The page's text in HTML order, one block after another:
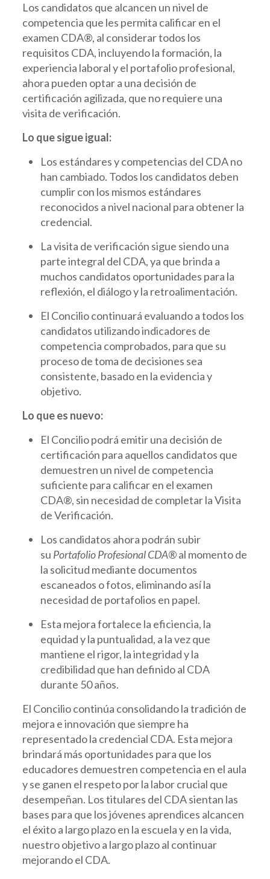
Los candidatos que alcancen un nivel de
competencia que les permita calificar en el
examen CDA®, al considerar todos los
requisitos CDA, incluyendo la formación, la
experiencia laboral y el portafolio profesional,
ahora pueden optar a una decisión de
certificación agilizada, que no requiere una
visita de verificación.
Lo que sigue igual:
Los estándares y competencias del CDA no
han cambiado. Todos los candidatos deben
cumplir con los mismos estándares
reconocidos a nivel nacional para obtener la
credencial.
La visita de verificación sigue siendo una
parte integral del CDA, ya que brinda a
muchos candidatos oportunidades para la
reflexión, el diálogo y la retroalimentación.
El Concilio continuará evaluando a todos los
candidatos utilizando indicadores de
competencia comprobados, para que su
proceso de toma de decisiones sea
consistente, basado en la evidencia y
objetivo.
Lo que es nuevo:
El Concilio podrá emitir una decisión de
certificación para aquellos candidatos que
demuestren un nivel de competencia
suficiente para calificar en el examen
CDA®, sin necesidad de completar la Visita
de Verificación.
Los candidatos ahora podrán subir
su Portafolio Profesional CDA®al momento de
la solicitud mediante documentos
escaneados o fotos, eliminando así la
necesidad de portafolios en papel.
Esta mejora fortalece la eficiencia, la
equidad y la puntualidad, a la vez que
mantiene el rigor, la integridad y la
credibilidad que han definido al CDA
durante 50 años.
El Concilio continúa consolidando la tradición de
mejora e innovación que siempre ha
representado la credencial CDA. Esta mejora
brindará más oportunidades para que los
educadores demuestren competencia en el aula
y se ganen el respeto por la labor crucial que
desempeñan. Los titulares del CDA sientan las
bases para que los jóvenes aprendices alcancen
el éxito a largo plazo en la escuela y en la vida,
nuestro objetivo a largo plazo al continuar
mejorando el CDA.